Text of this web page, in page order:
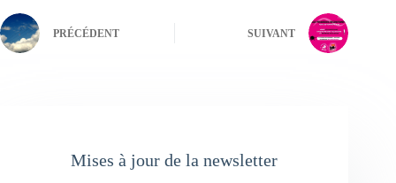
PRÉCÉDENT SUIVANT
Mises à jour de la newsletter